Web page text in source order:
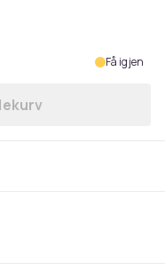
Få igjen
TOPModel Glitter